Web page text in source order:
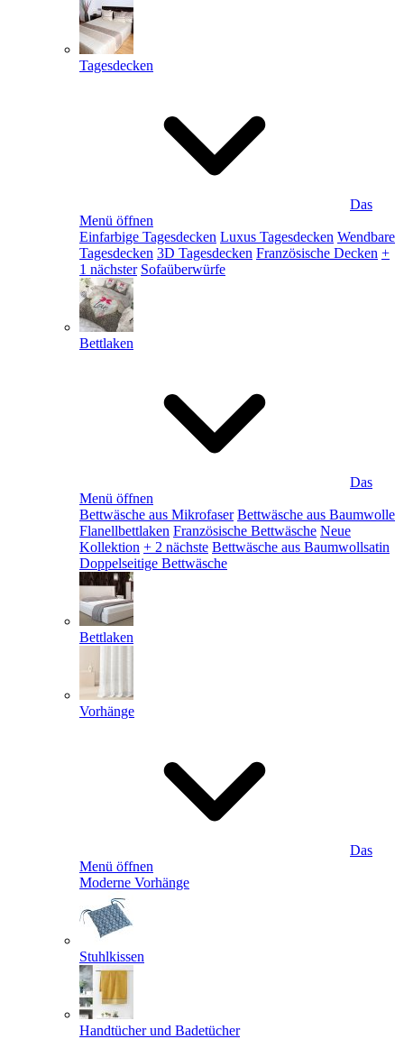
Tagesdecken
Das
Menü öffnen
Einfarbige Tagesdecken Luxus Tagesdecken Wendbare
Tagesdecken 3D Tagesdecken Französische Decken +
1 nächster Sofaüberwürfe
Bettlaken
Das
Menü öffnen
Bettwäsche aus Mikrofaser Bettwäsche aus Baumwolle
Flanellbettlaken Französische Bettwäsche Neue
Kollektion + 2 nächste Bettwäsche aus Baumwollsatin
Doppelseitige Bettwäsche
Bettlaken
Vorhänge
Das
Menü öffnen
Moderne Vorhänge
Stuhlkissen
Handtücher und Badetücher